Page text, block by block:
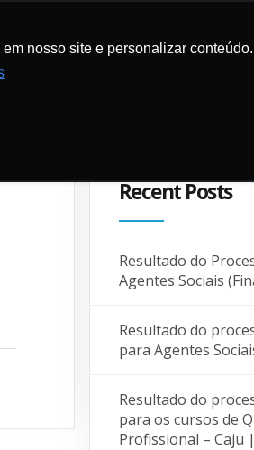
nosso site e personalizar
HOW TO SUPPORT
US
Recent Posts
Resultado do
Agentes Sociais
Resultado do
para Agentes
Resultado do
para os cursos de
Profissional – Caju